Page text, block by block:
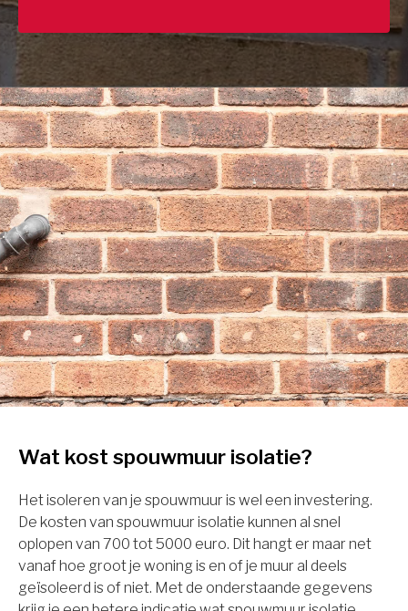
Wat kost spouwmuur isolatie?
Het isoleren van je spouwmuur is wel een investering.
De kosten van spouwmuur isolatie kunnen al snel
oplopen van 700 tot 5000 euro. Dit hangt er maar net
vanaf hoe groot je woning is en of je muur al deels
geïsoleerd is of niet. Met de onderstaande gegevens